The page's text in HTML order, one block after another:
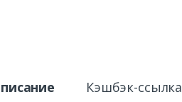
Кэшбэк-ссылка